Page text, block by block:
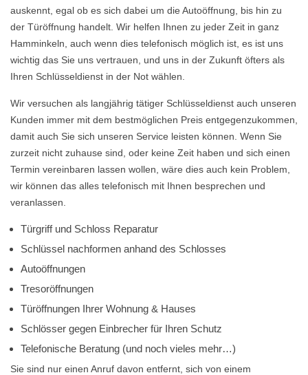
auskennt, egal ob es sich dabei um die Autoöffnung, bis hin zu
der Türöffnung handelt. Wir helfen Ihnen zu jeder Zeit in ganz
Hamminkeln, auch wenn dies telefonisch möglich ist, es ist uns
wichtig das Sie uns vertrauen, und uns in der Zukunft öfters als
Ihren Schlüsseldienst in der Not wählen.
Wir versuchen als langjährig tätiger Schlüsseldienst auch unseren
Kunden immer mit dem bestmöglichen Preis entgegenzukommen,
damit auch Sie sich unseren Service leisten können. Wenn Sie
zurzeit nicht zuhause sind, oder keine Zeit haben und sich einen
Termin vereinbaren lassen wollen, wäre dies auch kein Problem,
wir können das alles telefonisch mit Ihnen besprechen und
veranlassen.
Türgriff und Schloss Reparatur
Schlüssel nachformen anhand des Schlosses
Autoöffnungen
Tresoröffnungen
Türöffnungen Ihrer Wohnung & Hauses
Schlösser gegen Einbrecher für Ihren Schutz
Telefonische Beratung (und noch vieles mehr…)
Sie sind nur einen Anruf davon entfernt, sich von einem